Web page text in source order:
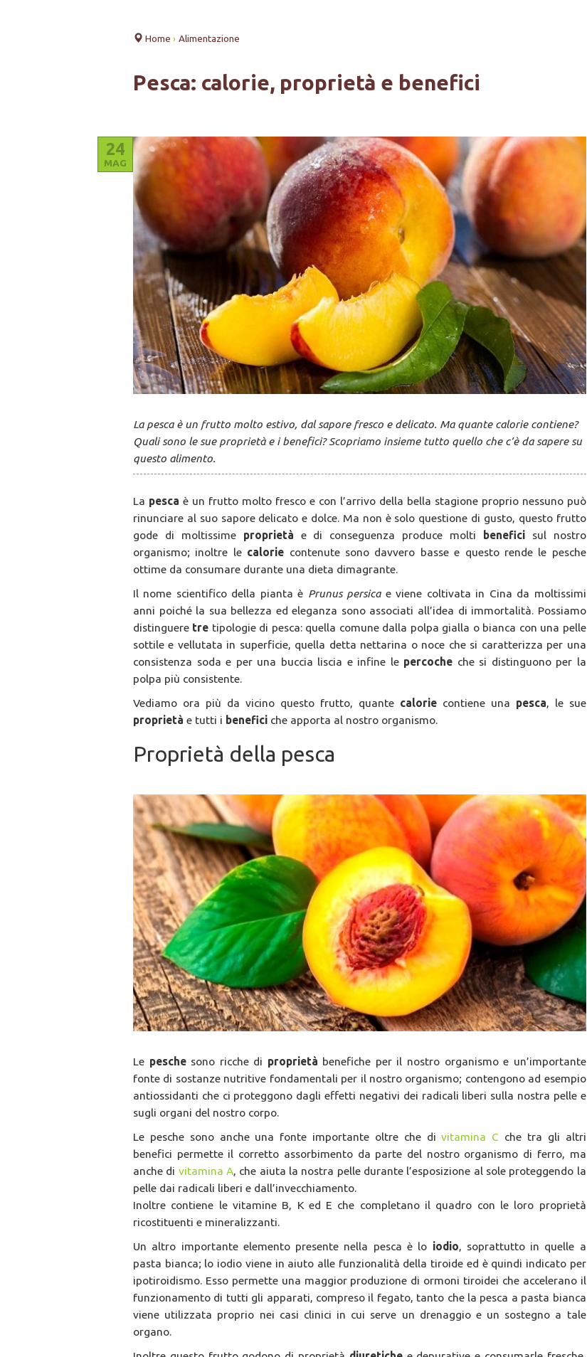
Home › Alimentazione
Pesca: calorie, proprietà e benefici
24
MAG
La pesca è un frutto molto estivo, dal sapore fresco e delicato. Ma quante calorie contiene?
Quali sono le sue proprietà e i benefici? Scopriamo insieme tutto quello che c’è da sapere su
questo alimento.
La pesca è un frutto molto fresco e con l’arrivo della bella stagione proprio nessuno può
rinunciare al suo sapore delicato e dolce. Ma non è solo questione di gusto, questo frutto
gode di moltissime proprietà e di conseguenza produce molti benefici sul nostro
organismo; inoltre le calorie contenute sono davvero basse e questo rende le pesche
ottime da consumare durante una dieta dimagrante.
Il nome scientifico della pianta è Prunus persica e viene coltivata in Cina da moltissimi
anni poiché la sua bellezza ed eleganza sono associati all’idea di immortalità. Possiamo
distinguere tre tipologie di pesca: quella comune dalla polpa gialla o bianca con una pelle
sottile e vellutata in superficie, quella detta nettarina o noce che si caratterizza per una
consistenza soda e per una buccia liscia e infine le percoche che si distinguono per la
polpa più consistente.
Vediamo ora più da vicino questo frutto, quante calorie contiene una pesca, le sue
proprietà e tutti i benefici che apporta al nostro organismo.
Proprietà della pesca
Le peschesono ricche di proprietà benefiche per il nostro organismo e un’importante
fonte di sostanze nutritive fondamentali per il nostro organismo; contengono ad esempio
antiossidanti che ci proteggono dagli effetti negativi dei radicali liberi sulla nostra pelle e
sugli organi del nostro corpo.
Le pesche sono anche una fonte importante oltre che divitamina C che tra gli altri
benefici permette il corretto assorbimento da parte del nostro organismo di ferro, ma
anche di vitamina A, che aiuta la nostra pelle durante l’esposizione al sole proteggendo la
pelle dai radicali liberi e dall’invecchiamento.
Inoltre contiene le vitamine B, K ed E che completano il quadro con le loro proprietà
ricostituenti e mineralizzanti.
Un altro importante elemento presente nella pesca è lo iodio, soprattutto in quelle a
pasta bianca; lo iodio viene in aiuto alle funzionalità della tiroide ed è quindi indicato per
ipotiroidismo. Esso permette una maggior produzione di ormoni tiroidei che accelerano il
funzionamento di tutti gli apparati, compreso il fegato, tanto che la pesca a pasta bianca
viene utilizzata proprio nei casi clinici in cui serve un drenaggio e un sostegno a tale
organo.